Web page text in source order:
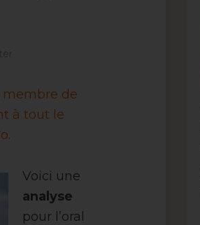
membre de
à tout le
Voici une
analyse
pour l’oral